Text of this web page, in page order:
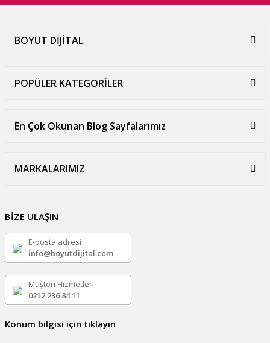
BOYUT DİJİTAL
POPÜLER KATEGORİLER
En Çok Okunan Blog Sayfalarımız
MARKALARIMIZ
BİZE ULAŞIN
E-posta adresi
info@boyutdijital.com
Müşteri Hizmetleri
0212 236 84 11
Konum bilgisi için tıklayın